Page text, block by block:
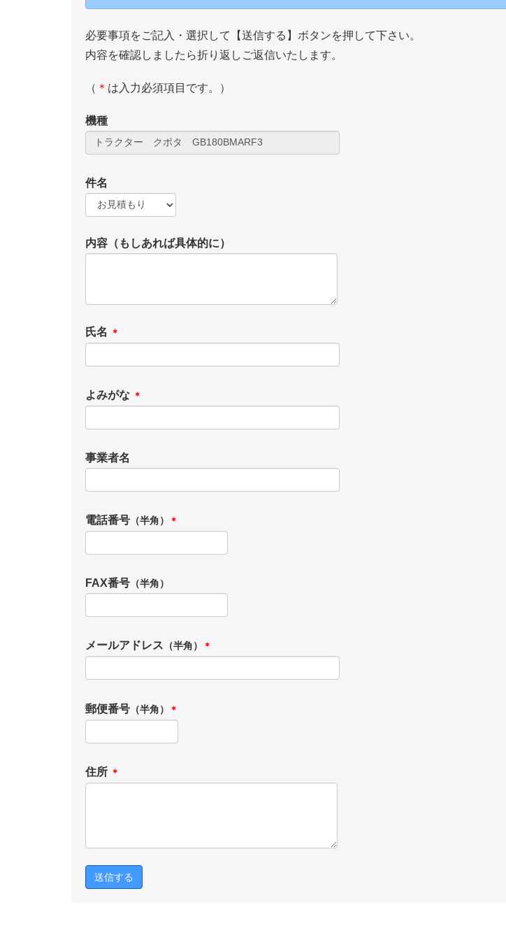
必要事項をご記入・選択して【送信する】ボタンを押して下さい。
内容を確認しましたら折り返しご返信いたします。
（ ＊ は入力必須項目です。）
機種
件名
内容（もしあれば具体的に）
氏名 ＊
よみがな ＊
事業者名
電話番号 （半角） ＊
FAX番号 （半角）
メールアドレス （半角） ＊
郵便番号 （半角） ＊
住所 ＊